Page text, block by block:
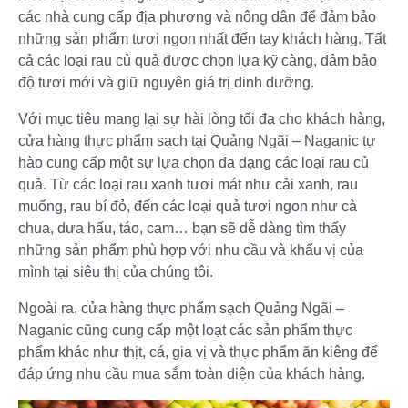
các nhà cung cấp địa phương và nông dân để đảm bảo
những sản phẩm tươi ngon nhất đến tay khách hàng. Tất
cả các loại rau củ quả được chọn lựa kỹ càng, đảm bảo
độ tươi mới và giữ nguyên giá trị dinh dưỡng.
Với mục tiêu mang lại sự hài lòng tối đa cho khách hàng,
cửa hàng thực phẩm sạch tại Quảng Ngãi – Naganic tự
hào cung cấp một sự lựa chọn đa dạng các loại rau củ
quả. Từ các loại rau xanh tươi mát như cải xanh, rau
muống, rau bí đỏ, đến các loại quả tươi ngon như cà
chua, dưa hấu, táo, cam… bạn sẽ dễ dàng tìm thấy
những sản phẩm phù hợp với nhu cầu và khẩu vị của
mình tại siêu thị của chúng tôi.
Ngoài ra, cửa hàng thực phẩm sạch Quảng Ngãi –
Naganic cũng cung cấp một loạt các sản phẩm thực
phẩm khác như thịt, cá, gia vị và thực phẩm ăn kiêng để
đáp ứng nhu cầu mua sắm toàn diện của khách hàng.